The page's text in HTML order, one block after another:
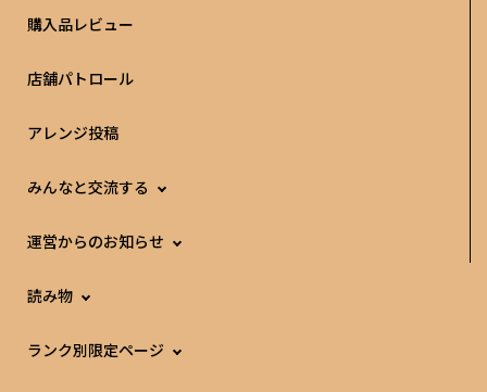
購入品レビュー
店舗パトロール
アレンジ投稿
みんなと交流する
運営からのお知らせ
読み物
ランク別限定ページ